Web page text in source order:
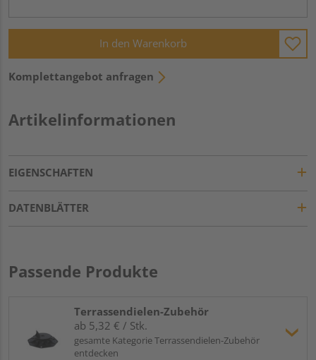
In den Warenkorb
Komplettangebot anfragen
Artikelinformationen
EIGENSCHAFTEN
DATENBLÄTTER
Passende Produkte
Terrassendielen-Zubehör
ab 5,32 € / Stk.
gesamte Kategorie Terrassendielen-Zubehör
entdecken